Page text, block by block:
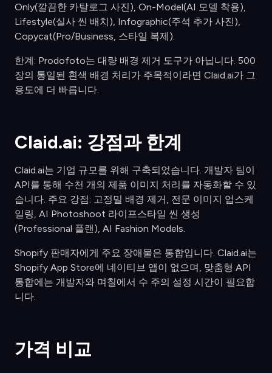
Only(깔끔한 카탈로그 사진), On-Model(AI 모델 착용),
Lifestyle(실사 씬 배치), Infographic(주석 추가 사진),
Copycat(Pro/Business, 스타일 복제).
한계: Prodofoto는 대량 배경 제거 도구가 아닙니다. 500
장의 통일된 흰색 배경 처리가 주목적이라면 Claid.ai가 그
용도에 더 빠릅니다.
Claid.ai: 강점과 한계
Claid.ai는 기업 규모를 위해 구축되었습니다. 개발자 팀이
API를 통해 수천 개의 제품 이미지 처리를 자동화할 수 있
습니다. 주요 강점: 고정밀 배경 제거, 전문 이미지 업스케
일링, AI Photoshoot 라이프스타일 씬 생성
(Professional 플랜), AI Fashion Models.
Shopify 판매자에게 주요 장애물은 통합입니다. Claid.ai는
Shopify App Store에 네이티브 앱이 없으며, 맞춤형 API
통합에는 개발자와 며칠에서 수 주의 설정 시간이 필요합
니다.
가격 비교